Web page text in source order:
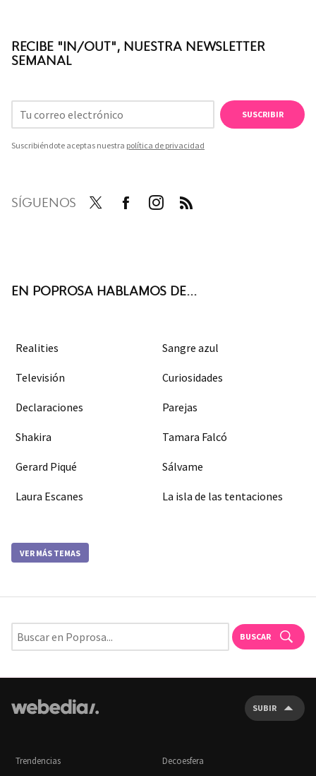
RECIBE "IN/OUT", NUESTRA NEWSLETTER
SEMANAL
SUSCRIBIR
Suscribiéndote aceptas nuestra política de privacidad
SÍGUENOS
EN POPROSA HABLAMOS DE...
Realities Sangre azul
Televisión Curiosidades
Declaraciones Parejas
Shakira Tamara Falcó
Gerard Piqué Sálvame
Laura Escanes La isla de las tentaciones
VER MÁS TEMAS
BUSCAR
SUBIR
Trendencias Decoesfera